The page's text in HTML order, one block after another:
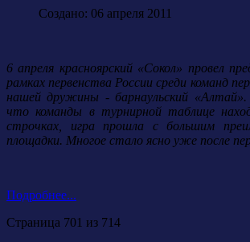
Создано: 06 апреля 2011
6 апреля красноярский «Сокол» провел
рамках первенства России среди команд
нашей дружины - барнаульский
что команды в турнирной таблице
строчках, игра прошла с большим
площадки. Многое стало ясно уже после
Подробнее...
Страница 701 из 714